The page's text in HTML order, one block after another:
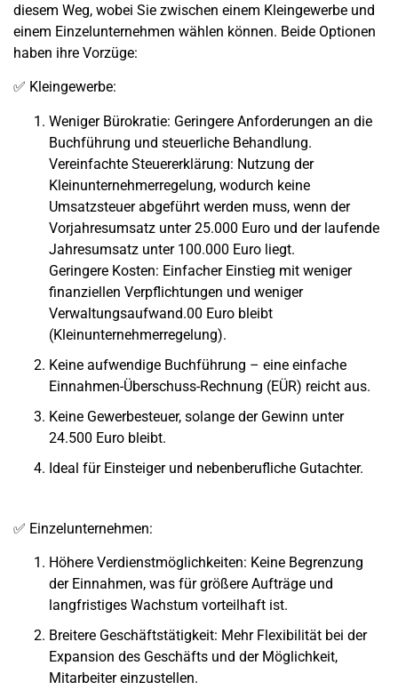
diesem Weg, wobei Sie zwischen einem Kleingewerbe und
einem Einzelunternehmen wählen können. Beide Optionen
haben ihre Vorzüge:
✅ Kleingewerbe:
Weniger Bürokratie: Geringere Anforderungen an die
Buchführung und steuerliche Behandlung.
Vereinfachte Steuererklärung: Nutzung der
Kleinunternehmerregelung, wodurch keine
Umsatzsteuer abgeführt werden muss, wenn der
Vorjahresumsatz unter 25.000 Euro und der laufende
Jahresumsatz unter 100.000 Euro liegt.
Geringere Kosten: Einfacher Einstieg mit weniger
finanziellen Verpflichtungen und weniger
Verwaltungsaufwand.00 Euro bleibt
(Kleinunternehmerregelung).
Keine aufwendige Buchführung – eine einfache
Einnahmen-Überschuss-Rechnung (EÜR) reicht aus.
Keine Gewerbesteuer, solange der Gewinn unter
24.500 Euro bleibt.
Ideal für Einsteiger und nebenberufliche Gutachter.
✅ Einzelunternehmen:
Höhere Verdienstmöglichkeiten: Keine Begrenzung
der Einnahmen, was für größere Aufträge und
langfristiges Wachstum vorteilhaft ist.
Breitere Geschäftstätigkeit: Mehr Flexibilität bei der
Expansion des Geschäfts und der Möglichkeit,
Mitarbeiter einzustellen.